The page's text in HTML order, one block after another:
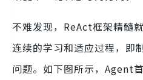
不难发现，ReAct框架精髓
连续的学习和适应过程，即
问题。如下图所示，Agent